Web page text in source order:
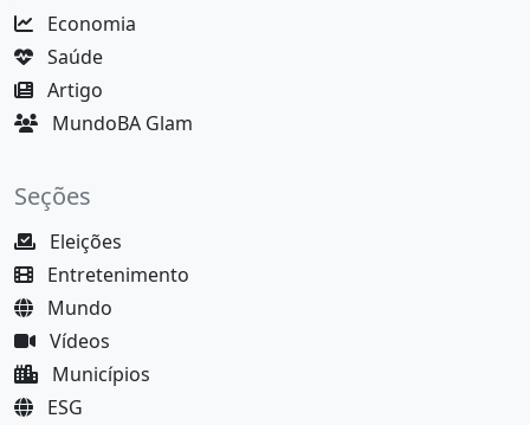
Economia
Saúde
Artigo
MundoBA Glam
Seções
Eleições
Entretenimento
Mundo
Vídeos
Municípios
ESG